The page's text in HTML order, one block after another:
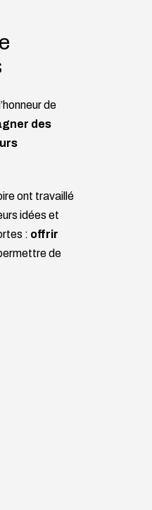
de
des
ont travaillé
idées et
: offrir
de